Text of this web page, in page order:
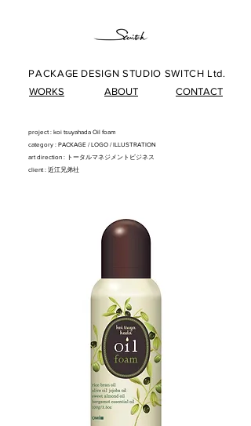
PACKAGE DESIGN STUDIO SWITCH Ltd.
WORKS
ABOUT CONTACT
project : koi tsuyahada Oil foam
category : PACKAGE/LOGO/ILLUSTRATION
art direction : トータルマネジメントビジネス
client : 近江兄弟社